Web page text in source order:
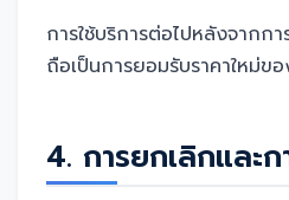
การใช้บริการต่อไปหลังจากก
ถือเป็นการยอมรับราคาใหม่ข
4. การยกเลิกและ